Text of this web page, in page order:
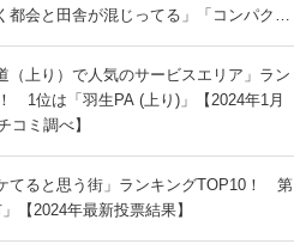
都会と田舎が混じってる」「コンパクト
（上り）で人気のサービスエリア」ラン
1位は「羽生PA (上り)」【2024年1月
コミ調べ】
てると思う街」ランキングTOP10！ 第
【2024年最新投票結果】